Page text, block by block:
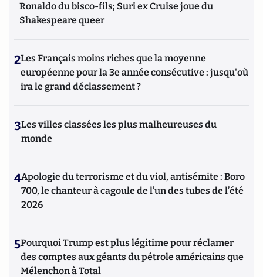
Ronaldo du bisco-fils; Suri ex Cruise joue du
Shakespeare queer
2Les Français moins riches que la moyenne
européenne pour la 3e année consécutive : jusqu'où
ira le grand déclassement ?
3Les villes classées les plus malheureuses du
monde
4Apologie du terrorisme et du viol, antisémite : Boro
700, le chanteur à cagoule de l’un des tubes de l’été
2026
5Pourquoi Trump est plus légitime pour réclamer
des comptes aux géants du pétrole américains que
Mélenchon à Total